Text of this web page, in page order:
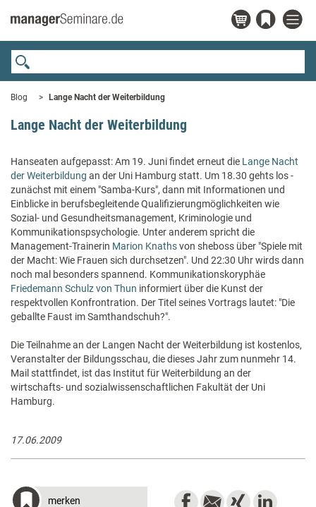
Blog Lange Nacht der Weiterbildung
Lange Nacht der Weiterbildung
Hanseaten aufgepasst: Am 19. Juni findet erneut die Lange Nacht
der Weiterbildung an der Uni Hamburg statt. Um 18.30 gehts los -
zunächst mit einem "Samba-Kurs", dann mit Informationen und
Einblicke in berufsbegleitende Qualifizierungmöglichkeiten wie
Sozial- und Gesundheitsmanagement, Kriminologie und
Kommunikationspsychologie. Unter anderem spricht die
Management-Trainerin Marion Knathsvon sheboss über "Spiele mit
der Macht: Wie Frauen sich durchsetzen". Und 22:30 Uhr wirds dann
noch mal besonders spannend. Kommunikationskoryphäe
Friedemann Schulz von Thun informiert über die Kunst der
respektvollen Konfrontration. Der Titel seines Vortrags lautet: "Die
geballte Faust im Samthandschuh?".
Die Teilnahme an der Langen Nacht der Weiterbildung ist kostenlos,
Veranstalter der Bildungsschau, die dieses Jahr zum nunmehr 14.
Mail stattfindet, ist das Institut für Weiterbildung an der
wirtschafts- und sozialwissenschaftlichen Fakultät der Uni
Hamburg.
17.06.2009
merken